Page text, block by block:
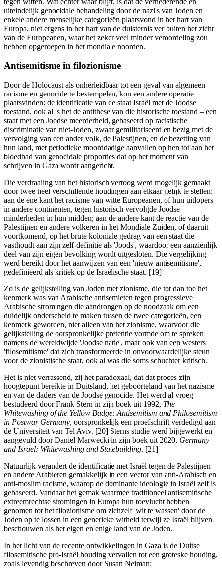
uiteindelijk genocidale behandeling door de nazi's van Joden en
enkele andere menselijke categorieën plaatsvond in het hart van
Europa, niet ergens in het hart van de duisternis ver buiten het zicht
van de Europeanen, waar het zeker veel minder veroordeling zou
hebben opgeroepen in het mondiale noorden.
Antisemitisme in filozionisme
Door de Holocaust als onherleidbaar tot een geval van algemeen
racisme en genocide te bestempelen, kon een andere operatie
plaatsvinden: de identificatie van de staat Israël met de Joodse
toestand, ook al is het de antithese van die historische toestand ‒ een
staat met een Joodse meerderheid, gebaseerd op racistische
discriminatie van niet-Joden, zwaar gemilitariseerd en bezig met de
vervolging van een ander volk, de Palestijnen, en de bezetting van
hun land, met periodieke moorddadige aanvallen op hen tot aan het
bloedbad van genocidale proporties dat op het moment van
schrijven in Gaza wordt aangericht.
Die verdraaiing van het historisch vertoog werd mogelijk gemaakt
door twee heel verschillende houdingen aan elkaar gelijk te stellen:
aan de ene kant het racisme van witte Europeanen, of hun uitlopers
in andere continenten, tegen historisch vervolgde Joodse
minderheden in hun midden; aan de andere kant de reactie van de
Palestijnen en andere volkeren in het Mondiale Zuiden, of daaruit
voortkomend, op het brute koloniale gedrag van een staat die
vasthoudt aan zijn zelf-definitie als 'Joods', waardoor een aanzienlijk
deel van zijn eigen bevolking wordt uitgesloten. Die vergelijking
werd bereikt door het aanwijzen van een 'nieuw antisemitisme',
gedefinieerd als kritiek op de Israëlische staat. [19]
Zo is de gelijkstelling van Joden met zionisme, die tot dan toe het
kenmerk was van Arabische antisemieten tegen progressieve
Arabische stromingen die aandrongen op de noodzaak om een
duidelijk onderscheid te maken tussen de twee categorieën, een
kenmerk geworden, niet alleen van het zionisme, waarvoor die
gelijkstelling de oorspronkelijke pretentie vormde om te spreken
namens de wereldwijde 'Joodse natie', maar ook van een westers
'filosemitisme' dat zich transformeerde in onvoorwaardelijke steun
voor de zionistische staat, ook al was die soms schuchter kritisch.
Het is niet verrassend, zij het paradoxaal, dat dat proces zijn
hoogtepunt bereikte in Duitsland, het geboorteland van het nazisme
en van de daders van de Joodse genocide. Het werd al vroeg
bestudeerd door Frank Stern in zijn boek uit 1992, The
Whitewashing of the Yellow Badge: Antisemitism and Philosemitism
in Postwar Germany, oorspronkelijk een proefschrift verdedigd aan
de Universiteit van Tel Aviv. [20] Sterns studie werd bijgewerkt en
aangevuld door Daniel Marwecki in zijn boek uit 2020, Germany
and Israel: Whitewashing and Statebuilding. [21]
Natuurlijk verandert de identificatie met Israël tegen de Palestijnen
en andere Arabieren gemakkelijk in een vector van anti-Arabisch en
anti-moslim racisme, waarop de dominante ideologie in Israël zelf is
gebaseerd. Vandaar het gemak waarmee traditioneel antisemitische
extreemrechtse stromingen in Europa hun toevlucht hebben
genomen tot het filozionisme om zichzelf 'wit te wassen' door de
Joden op te lossen in een generieke witheid terwijl ze Israël blijven
beschouwen als het eigen en enige land van de Joden.
In het licht van de recente ontwikkelingen in Gaza is de Duitse
filosemitische pro-Israël houding vervallen tot een groteske houding,
zoals levendig beschreven door Susan Neiman: